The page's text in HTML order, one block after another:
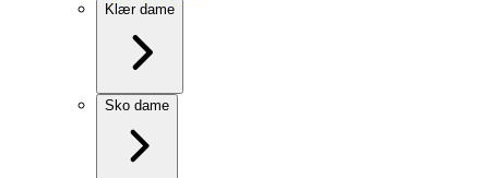
Klær dame
Sko dame